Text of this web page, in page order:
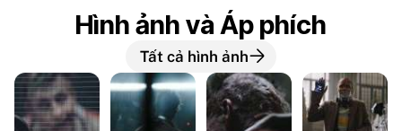
Hình ảnh và Áp phích
Tất cả hình ảnh